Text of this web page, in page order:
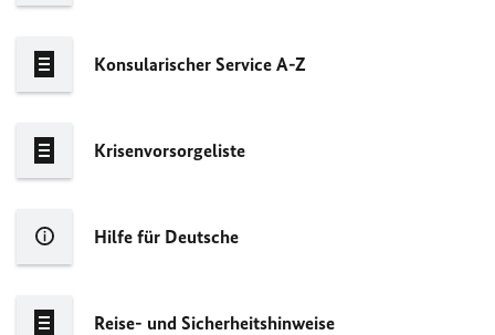
Konsularischer Service A-Z
Krisenvorsorgeliste
Hilfe für Deutsche
Reise- und Sicherheitshinweise